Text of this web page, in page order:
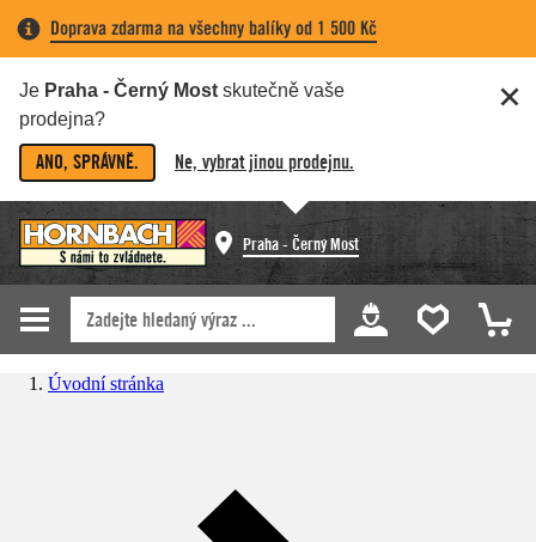
Doprava zdarma na všechny balíky od 1 500 Kč
Je Praha - Černý Most skutečně vaše
prodejna?
ANO, SPRÁVNĚ. Ne, vybrat jinou prodejnu.
Praha - Černý Most
Úvodní stránka